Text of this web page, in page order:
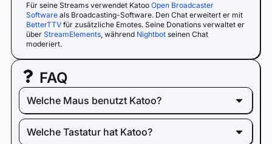
Für seine Streams verwendet Katoo Open Broadcaster
Software als Broadcasting-Software. Den Chat erweitert er mit
BetterTTV für zusätzliche Emotes. Seine Donations verwaltet er
über StreamElements, während Nightbot seinen Chat
moderiert.
FAQ
Welche Maus benutzt Katoo?
Welche Tastatur hat Katoo?